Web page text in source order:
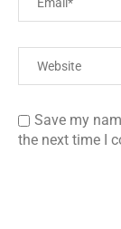
Save my
the next time I